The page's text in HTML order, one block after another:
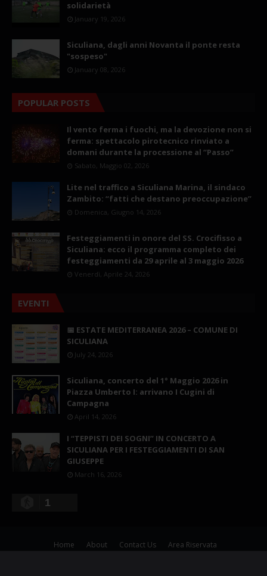
solidarietà
January 19, 2026
Siculiana, dagli anni Novanta il ponte resta
"sospeso"
January 08, 2026
POPULAR POSTS
Il vento ferma i fuochi, ma la devozione non si
ferma: spettacolo pirotecnico rinviato a
domani durante la processione al “Passo”
Sabato, Maggio 02, 2026
Lite nel traffico a Siculiana Marina, il sindaco
Zambito: “fatti che destano preoccupazione”
Domenica, Giugno 14, 2026
Festeggiamenti in onore del SS. Crocifisso a
Siculiana: ecco il programma completo dei
festeggiamenti da 29 aprile al 3 maggio 2026
Venerdì, Aprile 24, 2026
EVENTI
📅 ESTATE MEDITERRANEA 2026 – COMUNE DI
SICULIANA
July 24, 2026
Siculiana, concerto del 1° Maggio 2026 in
Piazza Umberto I: arrivano I Cugini di
Campagna
April 14, 2026
I “TEPPISTI DEI SOGNI” IN CONCERTO A
SICULIANA PER I FESTEGGIAMENTI DI SAN
GIUSEPPE
March 16, 2026
1
Home About Contact Us
Area Riservata